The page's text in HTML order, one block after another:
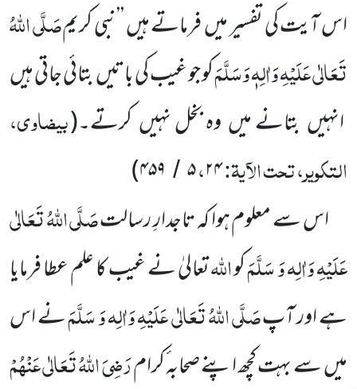
اس آیت کی تفسیر میںفرماتے ہیں ’’نبی کریمصَلَّی اللّٰہُ
تَعَالٰی عَلَیْہِوَاٰلِہٖ وَسَلَّمَکو جو غیب کی باتیںبتائی جاتی ہیں
انہیں بتانے میںوہ بخل نہیںکرتے۔(بیضاوی،
التکویر، تحت الآیۃ:۲۴،۵ / ۴۵۹)
اس سے معلوم ہوا کہ تاجدارِ رسالتصَلَّی اللّٰہُ تَعَالٰی
عَلَیْہِ وَاٰلِہ وَ سَلَّمَکواللّٰہتعالیٰ نے غیب کا علم عطا فرمایا
ہے اورآپصَلَّی اللّٰہُ تَعَالٰی عَلَیْہِ وَاٰلِہ وَ سَلَّمَنے اس
میںسے بہت کچھ اپنے صحابہ ٔکرامرَضِیَ اللّٰہُ تَعَالٰی عَنْہُمْ